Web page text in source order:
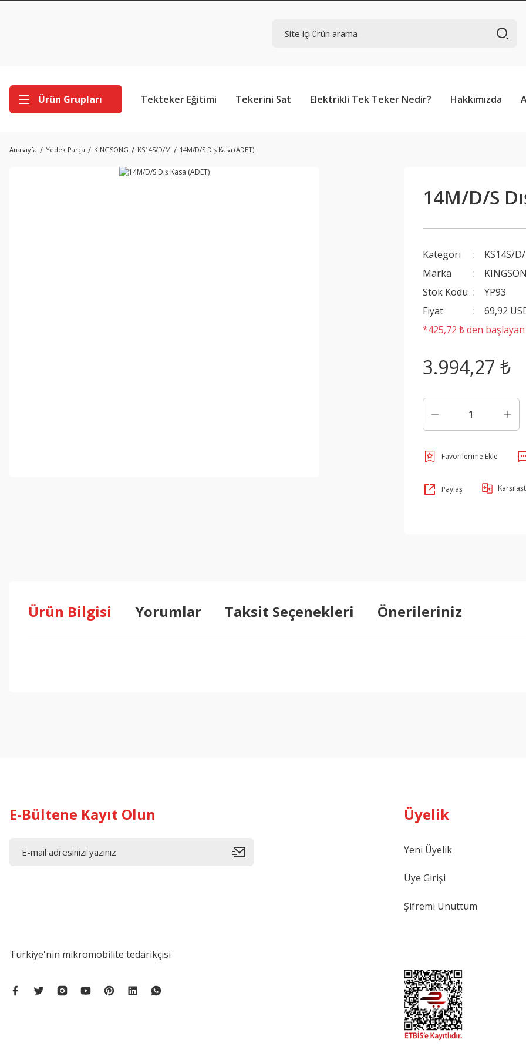
Ürün Grupları Tekteker Eğitimi Tekerini Sat Elektrikli Tek Teker Nedir? Hakkımızda
Anasayfa Yedek Parça KINGSONG KS14S/D/M 14M/D/S Dış Kasa (ADET)
14M/D/S
Kategori
KS14S/
Marka
Stok Kodu
YP93
Fiyat
69,92
*425,72 ₺ den
3.994,27 ₺
Paylaş
Ürün Bilgisi Yorumlar Taksit Seçenekleri Önerileriniz
E-Bültene Kayıt Olun
Türkiye'nin mikromobilite tedarikçisi
Üyelik
Yeni Üyelik
Üye Girişi
Şifremi Unuttum